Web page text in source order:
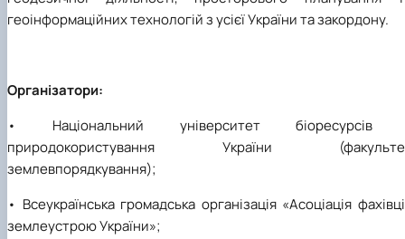
геоінформаційних технологій з усієї України та закордону.
Організатори:
• Національний університет біоресурсів
природокористування України
землевпорядкування);
• Всеукраїнська громадська організація «Асоціація
землеустрою України»;